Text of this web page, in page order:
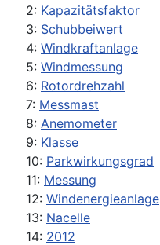
2: Kapazitätsfaktor
3: Schubbeiwert
4: Windkraftanlage
5: Windmessung
6: Rotordrehzahl
7: Messmast
8: Anemometer
9: Klasse
10: Parkwirkungsgrad
11: Messung
12: Windenergieanlage
13: Nacelle
14: 2012